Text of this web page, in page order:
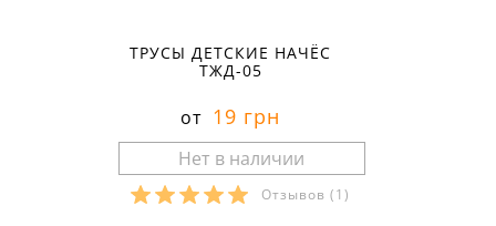
ТРУСЫ ДЕТСКИЕ НАЧЁС
ТЖД-05
от 19 грн
Отзывов (1)